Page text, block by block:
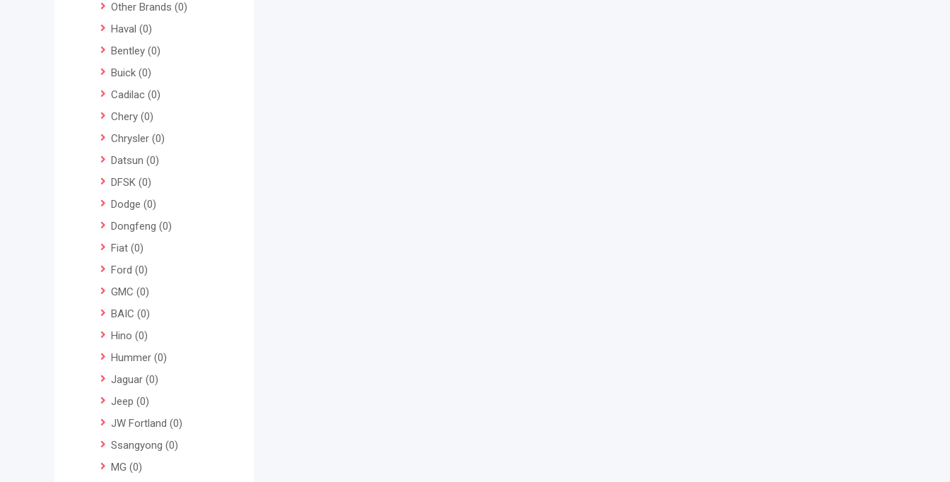
Other Brands (0)
Haval (0)
Bentley (0)
Buick (0)
Cadilac (0)
Chery (0)
Chrysler (0)
Datsun (0)
DFSK (0)
Dodge (0)
Dongfeng (0)
Fiat (0)
Ford (0)
GMC (0)
BAIC (0)
Hino (0)
Hummer (0)
Jaguar (0)
Jeep (0)
JW Fortland (0)
Ssangyong (0)
MG (0)